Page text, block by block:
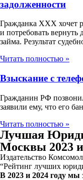
задолженности
Гражданка ХХХ хочет
и потребовать вернуть
займа. Результат
Читать полностью »
Взыскание с
Гражданин РФ
заявили ему, что его
Читать полностью »
Лучшая
Москвы 2023
Издательство
“Рейтинг лучших
В 2023 и 2024 году мы